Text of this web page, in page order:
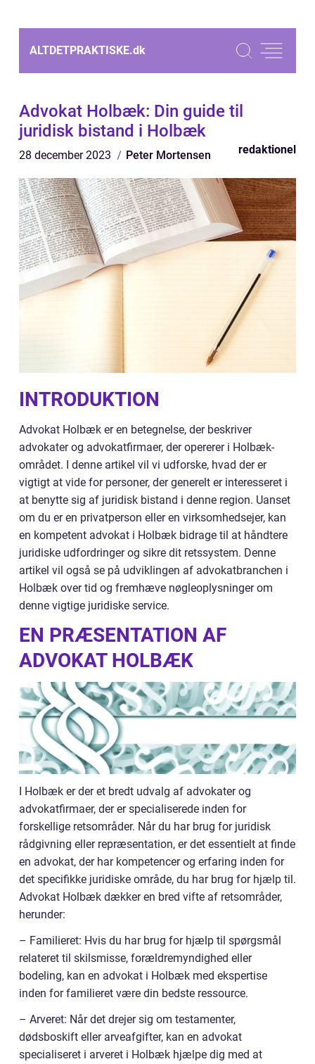
ALTDETPRAKTISKE.dk
Advokat Holbæk: Din guide til
juridisk bistand i Holbæk
28 december 2023 Peter Mortensen redaktionel
INTRODUKTION
Advokat Holbæk er en betegnelse, der beskriver
advokater og advokatfirmaer, der opererer i Holbæk-
området. I denne artikel vil vi udforske, hvad der er
vigtigt at vide for personer, der generelt er interesseret i
at benytte sig af juridisk bistand i denne region. Uanset
om du er en privatperson eller en virksomhedsejer, kan
en kompetent advokat i Holbæk bidrage til at håndtere
juridiske udfordringer og sikre dit retssystem. Denne
artikel vil også se på udviklingen af advokatbranchen i
Holbæk over tid og fremhæve nøgleoplysninger om
denne vigtige juridiske service.
EN PRÆSENTATION AF
ADVOKAT HOLBÆK
I Holbæk er der et bredt udvalg af advokater og
advokatfirmaer, der er specialiserede inden for
forskellige retsområder. Når du har brug for juridisk
rådgivning eller repræsentation, er det essentielt at finde
en advokat, der har kompetencer og erfaring inden for
det specifikke juridiske område, du har brug for hjælp til.
Advokat Holbæk dækker en bred vifte af retsområder,
herunder:
– Familieret: Hvis du har brug for hjælp til spørgsmål
relateret til skilsmisse, forældremyndighed eller
bodeling, kan en advokat i Holbæk med ekspertise
inden for familieret være din bedste ressource.
– Arveret: Når det drejer sig om testamenter,
dødsboskift eller arveafgifter, kan en advokat
specialiseret i arveret i Holbæk hjælpe dig med at